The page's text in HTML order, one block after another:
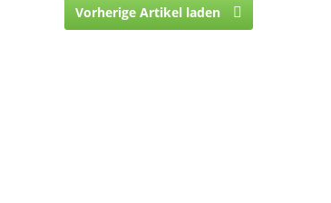
Vorherige Artikel laden